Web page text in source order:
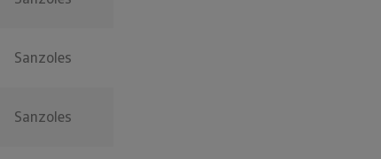
Sanzoles
Sanzoles